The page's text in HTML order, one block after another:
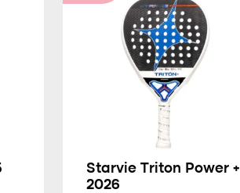
Starvie Triton Power +
2026